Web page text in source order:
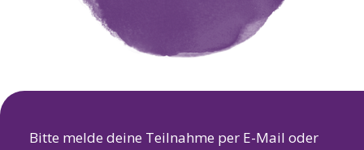
Bitte melde deine Teilnahme per E-Mail oder